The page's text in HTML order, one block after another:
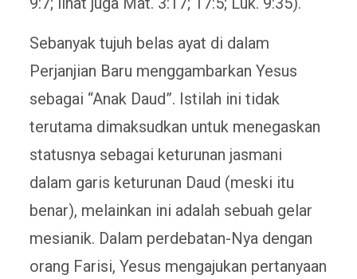
Sebanyak tujuh belas ayat di dalam
Perjanjian Baru menggambarkan Yesus
sebagai “Anak Daud”. Istilah ini tidak
terutama dimaksudkan untuk menegaskan
statusnya sebagai keturunan jasmani
dalam garis keturunan Daud (meski itu
benar), melainkan ini adalah sebuah gelar
mesianik. Dalam perdebatan-Nya dengan
orang Farisi, Yesus mengajukan pertanyaan